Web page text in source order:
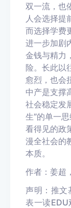
双一流，也
人会选择提
而选择学费
进一步加剧
金钱与精力
险。长此以
愈烈，也会
中产是支撑
社会稳定发
生”的单一
看得见的政
漫全社会的
本质。
作者：姜超
声明：推文
表一读EDU